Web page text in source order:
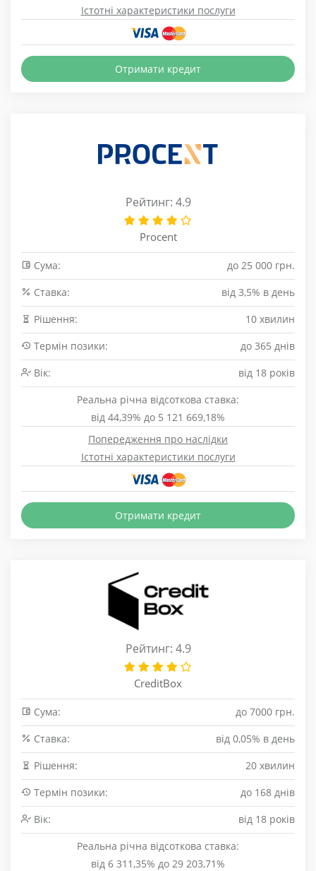
Істотні характеристики послуги
Отримати кредит
Рейтинг: 4.9
Procent
Сума:
до 25 000 грн.
Cтавка:
від 3,5% в день
Рішення:
10 хвилин
Термін позики:
до 365 днів
Вік:
від 18 років
Реальна річна відсоткова ставка:
від 44,39% до 5 121 669,18%
Попередження про наслідки
Істотні характеристики послуги
Отримати кредит
Рейтинг: 4.9
CreditBox
Сума:
до 7000 грн.
Cтавка:
від 0,05% в день
Рішення:
20 хвилин
Термін позики:
до 168 днів
Вік:
від 18 років
Реальна річна відсоткова ставка:
від 6 311,35% до 29 203,71%